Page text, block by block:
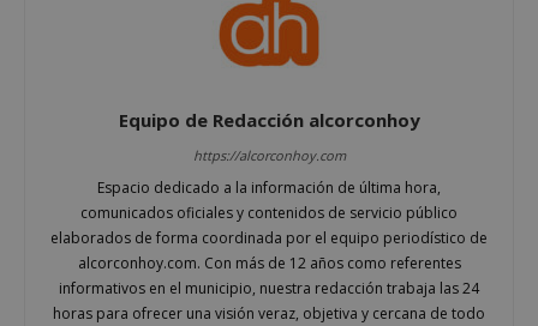
Equipo de Redacción alcorconhoy
https://alcorconhoy.com
Espacio dedicado a la información de última hora,
comunicados oficiales y contenidos de servicio público
elaborados de forma coordinada por el equipo periodístico de
alcorconhoy.com. Con más de 12 años como referentes
informativos en el municipio, nuestra redacción trabaja las 24
horas para ofrecer una visión veraz, objetiva y cercana de todo
__cf_bm
Cloudflare Inc.
29 minutos